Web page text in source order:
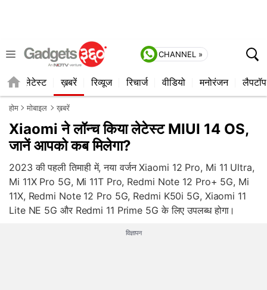
CHANNEL »
लेटेस्ट ख़बरें रिव्यूज रिचार्ज वीडियो मनोरंजन लैपटॉप
होम मोबाइल ख़बरें
Xiaomi ने लॉन्च किया लेटेस्ट MIUI 14 OS,
जानें आपको कब मिलेगा?
2023 की पहली तिमाही में, नया वर्जन Xiaomi 12 Pro, Mi 11 Ultra,
Mi 11X Pro 5G, Mi 11T Pro, Redmi Note 12 Pro+ 5G, Mi
11X, Redmi Note 12 Pro 5G, Redmi K50i 5G, Xiaomi 11
Lite NE 5G और Redmi 11 Prime 5G के लिए उपलब्ध होगा।
विज्ञापन